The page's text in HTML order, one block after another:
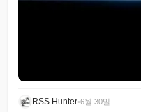
RSS Hunter•6월 30일